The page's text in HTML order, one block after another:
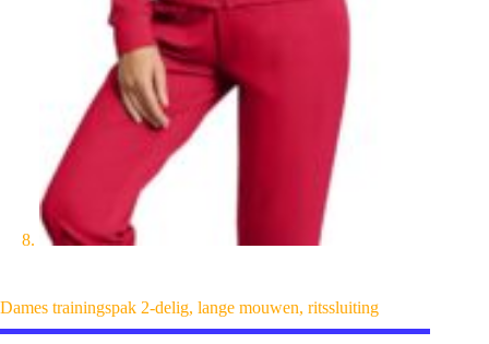
Dames trainingspak 2-delig, lange mouwen, ritssluiting